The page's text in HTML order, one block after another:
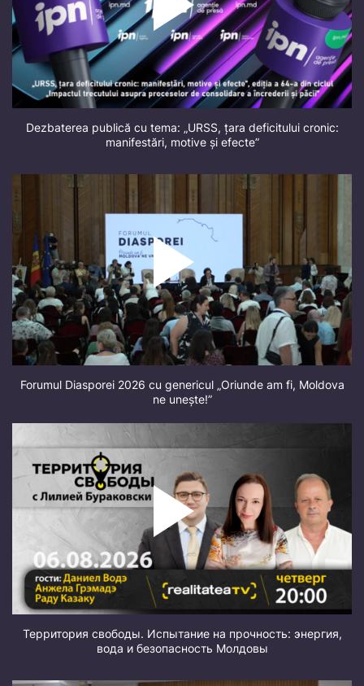
Dezbaterea publică cu tema: „URSS, țara deficitului cronic:
manifestări, motive și efecte”
Forumul Diasporei 2026 cu genericul „Oriunde am fi, Moldova
ne unește!”
Территория свободы. Испытание на прочность: энергия,
вода и безопасность Молдовы